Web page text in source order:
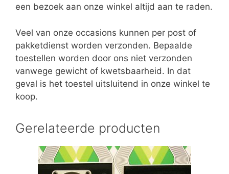
een bezoek aan onze winkel altijd aan te raden.
Veel van onze occasions kunnen per post of
pakketdienst worden verzonden. Bepaalde
toestellen worden door ons niet verzonden
vanwege gewicht of kwetsbaarheid. In dat
geval is het toestel uitsluitend in onze winkel te
koop.
Gerelateerde producten